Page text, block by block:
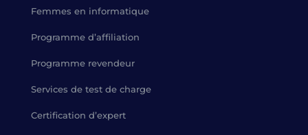
Femmes en informatique
Programme d’affiliation
Programme revendeur
Services de test de charge
Certification d’expert